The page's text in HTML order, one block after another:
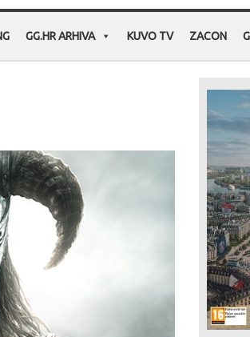
GG.HR ARHIVA KUVO TV ZACON